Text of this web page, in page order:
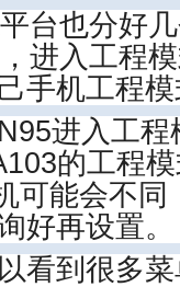
台也分好
进入工程
手机工程
进入工程
的工程
可能会不
好再设置。
看到很多